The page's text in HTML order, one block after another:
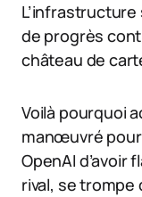
de progrès
château de
Voilà pourquoi
manœuvré
OpenAI d’avoir
rival, se trompe